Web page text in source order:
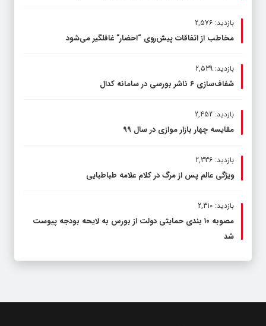
بازدید: 2,576
مخاطب از اتفاقات پیش‌روی “احضار” غافلگیر می‌شود
بازدید: 2,539
شفاف‌سازی ۶ ناشر بورسی در سامانه کدال
بازدید: 2,452
مقایسه چهار بازار موازی در سال ۹۹
بازدید: 2,336
ویژگی عالم پس از مرگ در کلام علامه طباطبایی
بازدید: 2,310
مصوبه ۱۰ بندی حمایتی دولت از بورس به لایحه بودجه پیوست
شد